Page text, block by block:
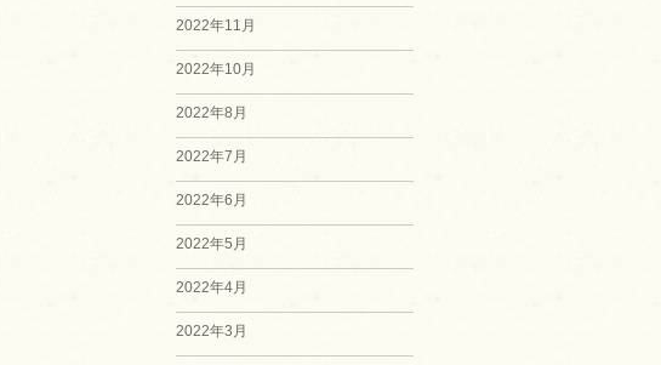
2022年11月
2022年10月
2022年8月
2022年7月
2022年6月
2022年5月
2022年4月
2022年3月